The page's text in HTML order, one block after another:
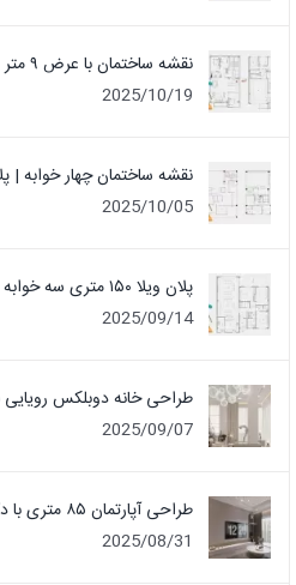
نقشه ساختمان با عرض ۹ متر | پلان سه‌خوابه شیک
2025/10/19
نقشه ساختمان چهار خوابه |
2025/10/05
پلان ویلا ۱۵۰ متری سه خوابه | نقشه ویلای مدرن
2025/09/14
طراحی خانه دوبلکس
2025/09/07
طراحی آپارتمان ۸۵ متری با دکوراسیون مینیمال
2025/08/31